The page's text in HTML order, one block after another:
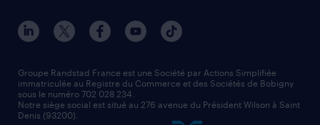
manutentionnaire
assistant administratif
comptable
contact entreprise
faq intérim / recrutement
nos agences par ville
nos agences par région
nos cabinets de recrutement
Groupe Randstad France est une Société par Actions Simplifiée
immatriculée au Registre du Commerce et des Sociétés de Bobigny
sous le numéro 702 028 234.
Notre siège social est situé au 276 avenue du Président Wilson à Saint
Denis (93200).